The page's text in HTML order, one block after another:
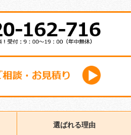
選ばれる理由